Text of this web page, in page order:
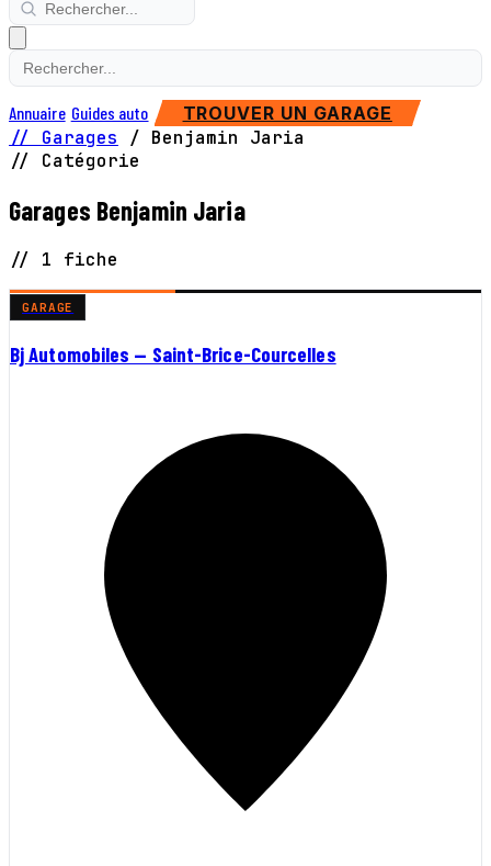
Annuaire Guides auto TROUVER UN GARAGE
// Garages / Benjamin Jaria
// Catégorie
Garages Benjamin Jaria
// 1 fiche
GARAGE
Bj Automobiles — Saint-Brice-Courcelles